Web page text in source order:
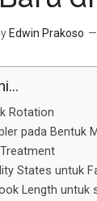
Edwin Prakoso
Rotation
pada Bentuk
States untuk
Length untuk